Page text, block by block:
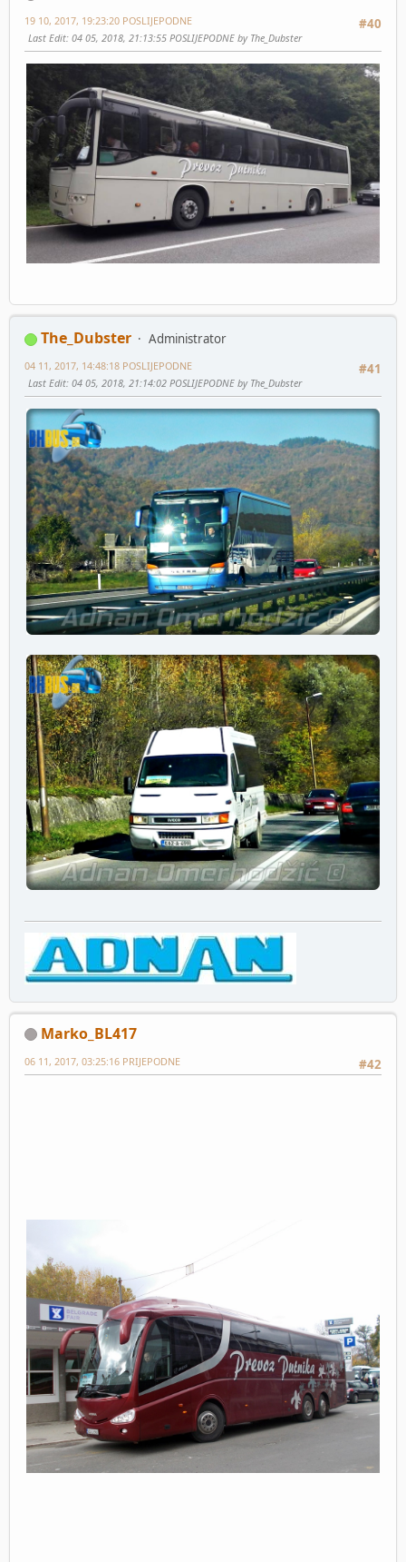
#40
19 10, 2017, 19:23:20 POSLIJEPODNE
Last Edit: 04 05, 2018, 21:13:55 POSLIJEPODNE by The_Dubster
The_Dubster
Administrator
#41
04 11, 2017, 14:48:18 POSLIJEPODNE
Last Edit: 04 05, 2018, 21:14:02 POSLIJEPODNE by The_Dubster
Marko_BL417
#42
06 11, 2017, 03:25:16 PRIJEPODNE